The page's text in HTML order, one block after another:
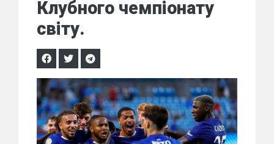
Клубного чемпіонату
світу.